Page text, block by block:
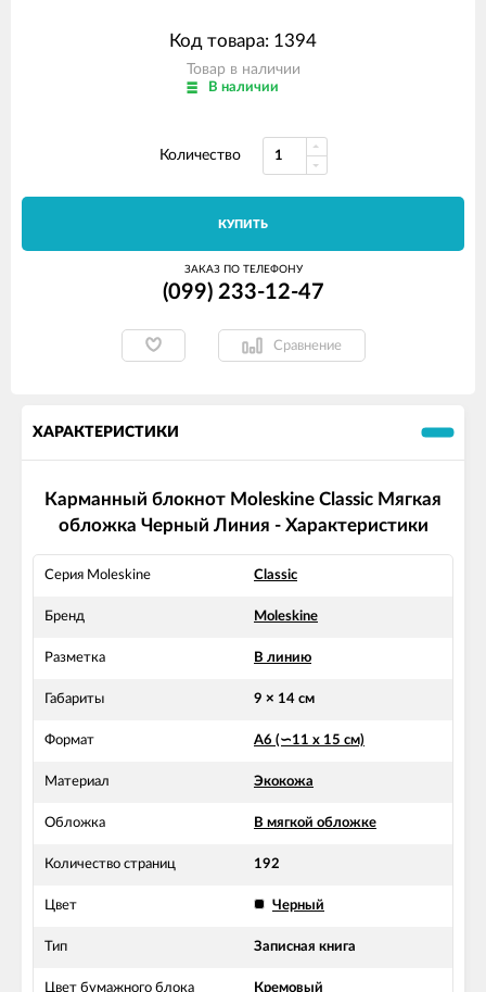
Код товара: 1394
Товар в наличии
В наличии
Количество
КУПИТЬ
ЗАКАЗ ПО ТЕЛЕФОНУ
(099) 233-12-47
Сравнение
ХАРАКТЕРИСТИКИ
Карманный блокнот Moleskine Classic Мягкая
обложка Черный Линия - Характеристики
Серия Moleskine Classic
Бренд Moleskine
Разметка В линию
Габариты 9 × 14 см
Формат А6 (∽11 х 15 см)
Материал Экокожа
Обложка В мягкой обложке
Количество страниц 192
Цвет Черный
Тип Записная книга
Цвет бумажного блока Кремовый